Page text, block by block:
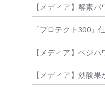
【メディア】酵素
「プロテクト300」
【メディア】ベジ
【メディア】効酸